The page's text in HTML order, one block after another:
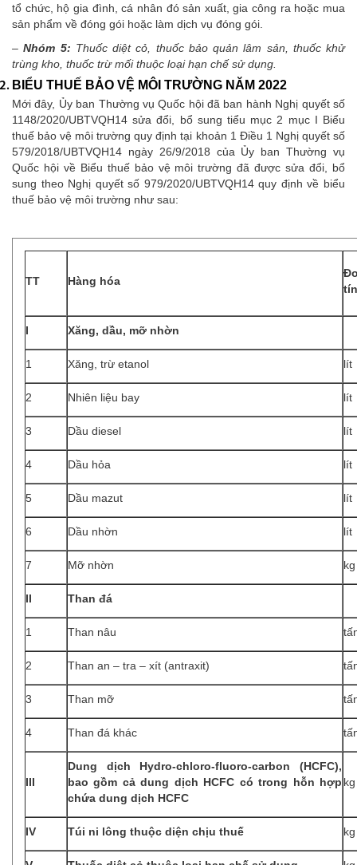
tổ chức, hộ gia đình, cá nhân đó sản xuất, gia công ra hoặc mua
sản phẩm về đóng gói hoặc làm dịch vụ đóng gói.
–Nhóm 5: Thuốc diệt cỏ, thuốc bảo quản lâm sản, thuốc khử
trùng kho, thuốc trừ mối thuộc loại hạn chế sử dụng.
BIỂU THUẾ BẢO VỆ MÔI TRƯỜNG NĂM 2022
Mới đây, Ủy ban Thường vụ Quốc hội đã ban hành Nghị quyết số
1148/2020/UBTVQH14 sửa đổi, bổ sung tiểu mục 2 mục I Biểu
thuế bảo vệ môi trường quy định tại khoản 1 Điều 1 Nghị quyết số
579/2018/UBTVQH14 ngày 26/9/2018 của Ủy ban Thường vụ
Quốc hội về Biểu thuế bảo vệ môi trường đã được sửa đổi, bổ
sung theo Nghị quyết số 979/2020/UBTVQH14 quy định về biểu
thuế bảo vệ môi trường như sau:
TT Hàng hóa
I Xăng, dầu, mỡ nhờn
1 Xăng, trừ etanol lít
2 Nhiên liệu bay lít
3 Dầu diesel lít
4 Dầu hỏa lít
5 Dầu mazut lít
6 Dầu nhờn lít
7 Mỡ nhờn kg
II Than đá
1 Than nâu
2 Than an – tra – xít (antraxit)
3 Than mỡ
4 Than đá khác
III
Dung dịch Hydro-chloro-fluoro-carbon (HCFC),
bao gồm cả dung dịch HCFC có trong hỗn hợp
chứa dung dịch HCFC
kg
IV Túi ni lông thuộc diện chịu thuế kg